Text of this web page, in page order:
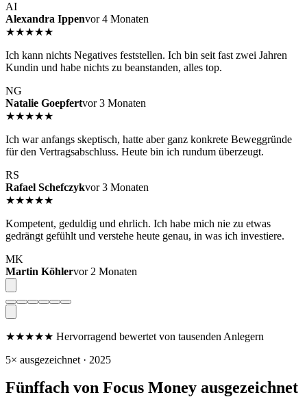
AI
Alexandra Ippenvor 4 Monaten
★★★★★
Ich kann nichts Negatives feststellen. Ich bin seit fast zwei Jahren
Kundin und habe nichts zu beanstanden, alles top.
NG
Natalie Goepfertvor 3 Monaten
★★★★★
Ich war anfangs skeptisch, hatte aber ganz konkrete Beweggründe
für den Vertragsabschluss. Heute bin ich rundum überzeugt.
RS
Rafael Schefczykvor 3 Monaten
★★★★★
Kompetent, geduldig und ehrlich. Ich habe mich nie zu etwas
gedrängt gefühlt und verstehe heute genau, in was ich investiere.
MK
Martin Köhlervor 2 Monaten
★★★★★ Hervorragend bewertet von tausenden Anlegern
5× ausgezeichnet · 2025
Fünffach von Focus Money ausgezeichnet